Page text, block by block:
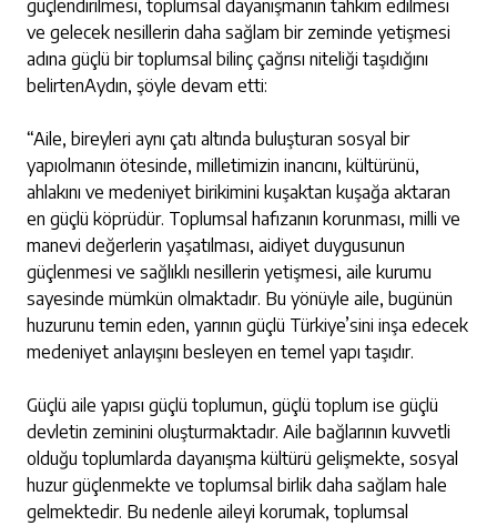
güçlendirilmesi, toplumsal dayanışmanın tahkim edilmesi
ve gelecek nesillerin daha sağlam bir zeminde yetişmesi
adına güçlü bir toplumsal bilinç çağrısı niteliği taşıdığını
belirtenAydın, şöyle devam etti:
“Aile, bireyleri aynı çatı altında buluşturan sosyal bir
yapıolmanın ötesinde, milletimizin inancını, kültürünü,
ahlakını ve medeniyet birikimini kuşaktan kuşağa aktaran
en güçlü köprüdür. Toplumsal hafızanın korunması, milli ve
manevi değerlerin yaşatılması, aidiyet duygusunun
güçlenmesi ve sağlıklı nesillerin yetişmesi, aile kurumu
sayesinde mümkün olmaktadır. Bu yönüyle aile, bugünün
huzurunu temin eden, yarının güçlü Türkiye’sini inşa edecek
medeniyet anlayışını besleyen en temel yapı taşıdır.
Güçlü aile yapısı güçlü toplumun, güçlü toplum ise güçlü
devletin zeminini oluşturmaktadır. Aile bağlarının kuvvetli
olduğu toplumlarda dayanışma kültürü gelişmekte, sosyal
huzur güçlenmekte ve toplumsal birlik daha sağlam hale
gelmektedir. Bu nedenle aileyi korumak, toplumsal